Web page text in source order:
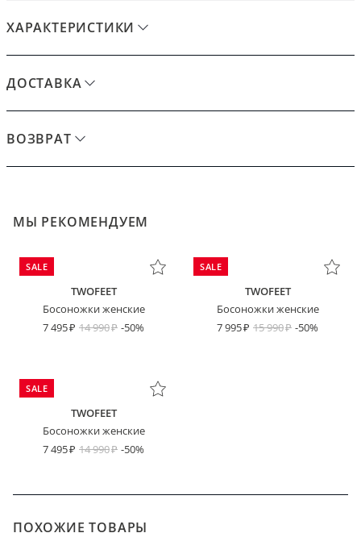
ХАРАКТЕРИСТИКИ
ДОСТАВКА
ВОЗВРАТ
МЫ РЕКОМЕНДУЕМ
SALE
TWOFEET
Босоножки женские
7 495
14 990 -50%
SALE
TWOFEET
Босоножки женские
7 995
15 990 -50%
SALE
TWOFEET
Босоножки женские
7 495
14 990 -50%
ПОХОЖИЕ ТОВАРЫ